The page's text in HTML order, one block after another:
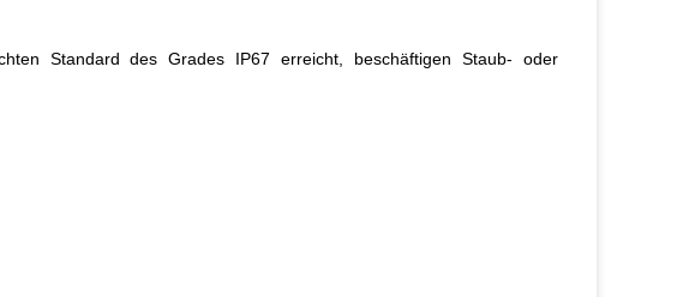
Standard des Grades IP67 erreicht, beschäftigen Staub- oder